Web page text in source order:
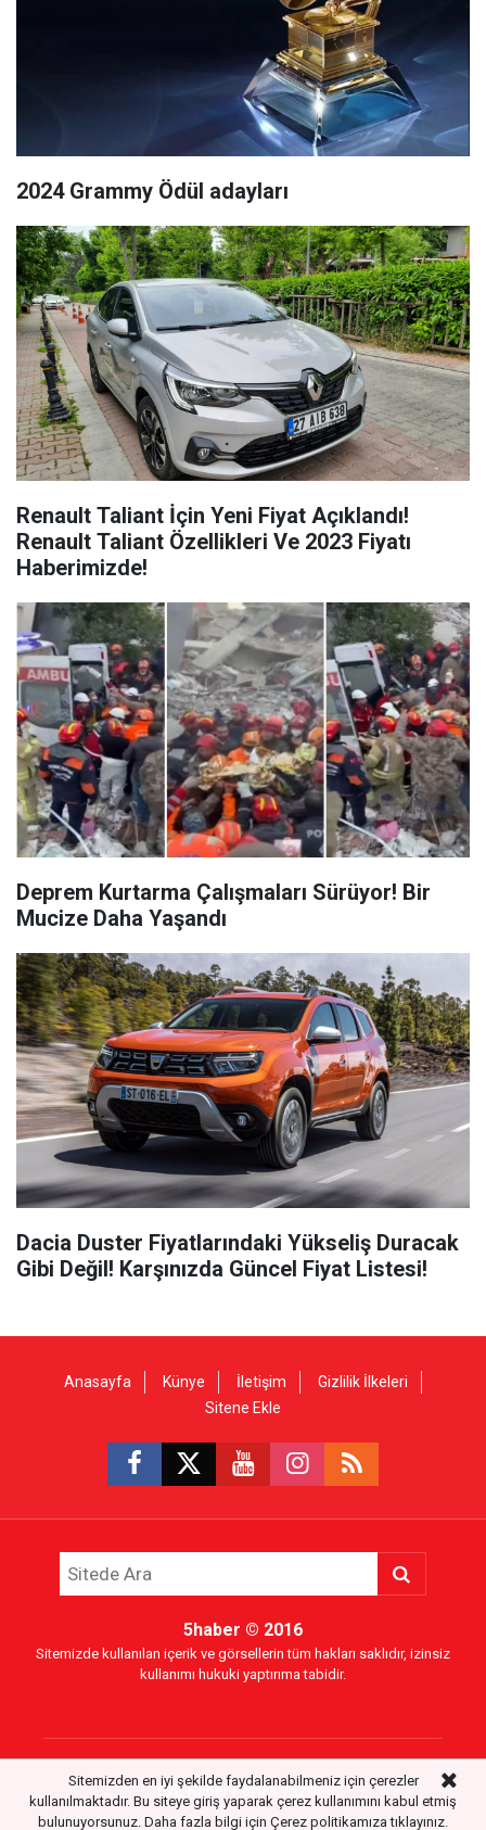
2024 Grammy Ödül adayları
Renault Taliant İçin Yeni Fiyat Açıklandı!
Renault Taliant Özellikleri Ve 2023 Fiyatı
Haberimizde!
Deprem Kurtarma Çalışmaları Sürüyor! Bir
Mucize Daha Yaşandı
Dacia Duster Fiyatlarındaki Yükseliş Duracak
Gibi Değil! Karşınızda Güncel Fiyat Listesi!
Anasayfa Künye İletişim
Gizlilik İlkeleri
Sitene Ekle
5haber © 2016
Sitemizde kullanılan içerik ve görsellerin tüm hakları saklıdır, izinsiz
kullanımı hukuki yaptırıma tabidir.
Haber Portalı Yazılımı
Sitemizden en iyi şekilde faydalanabilmeniz için çerezler
kullanılmaktadır. Bu siteye giriş yaparak çerez kullanımını kabul etmiş
bulunuyorsunuz. Daha fazla bilgi için Çerez politikamıza tıklayınız.